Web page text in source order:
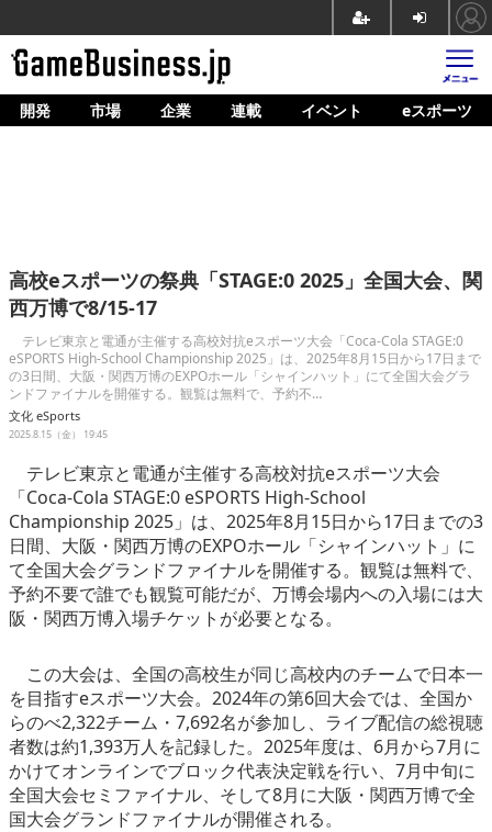
ホーム
企業動向
人材育成
産業政策
連載
イベント/セミナー
eスポーツ
開発 市場 企業 連載 イベント eスポーツ
高校eスポーツの祭典「STAGE:0 2025」全国大会、関
西万博で8/15-17
テレビ東京と電通が主催する高校対抗eスポーツ大会「Coca-Cola STAGE:0
eSPORTS High-School Championship 2025」は、2025年8月15日から17日まで
の3日間、大阪・関西万博のEXPOホール「シャインハット」にて全国大会グラ
ンドファイナルを開催する。観覧は無料で、予約不…
文化 eSports
2025.8.15（金） 19:45
テレビ東京と電通が主催する高校対抗eスポーツ大会
「Coca-Cola STAGE:0 eSPORTS High-School
Championship 2025」は、2025年8月15日から17日までの3
日間、大阪・関西万博のEXPOホール「シャインハット」に
て全国大会グランドファイナルを開催する。観覧は無料で、
予約不要で誰でも観覧可能だが、万博会場内への入場には大
阪・関西万博入場チケットが必要となる。
この大会は、全国の高校生が同じ高校内のチームで日本一
を目指すeスポーツ大会。2024年の第6回大会では、全国か
らのべ2,322チーム・7,692名が参加し、ライブ配信の総視聴
者数は約1,393万人を記録した。2025年度は、6月から7月に
かけてオンラインでブロック代表決定戦を行い、7月中旬に
全国大会セミファイナル、そして8月に大阪・関西万博で全
国大会グランドファイナルが開催される。